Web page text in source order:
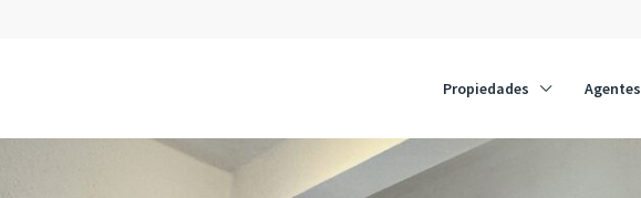
Propiedades Agentes